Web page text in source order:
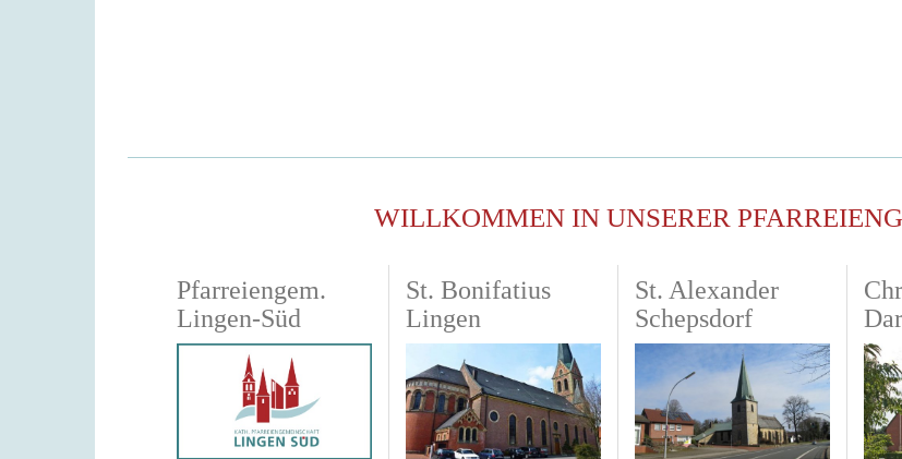
WILLKOMMEN IN UNSERER
Pfarreiengem.
Lingen-Süd
St. Bonifatius
Lingen
St. Alexander
Schepsdorf